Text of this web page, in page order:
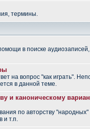
термины.
в поиске аудиозаписей,
на вопрос "как играть".
в данной теме.
и каноническому
по авторству "народных"
и т.п.